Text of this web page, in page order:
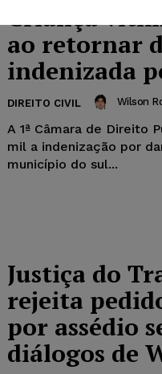
Criança
ao retornar
indenizada
DIREITO CIVIL Wilson
A 1ª Câmara de Direito
mil a indenização por
município do sul...
Justiça do
rejeita
por assédio
diálogos de